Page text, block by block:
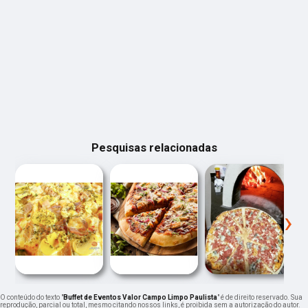
Pesquisas relacionadas
‹ ›
O conteúdo do texto "Buffet de Eventos Valor Campo Limpo Paulista" é de direito reservado. Sua
reprodução, parcial ou total, mesmo citando nossos links, é proibida sem a autorização do autor.